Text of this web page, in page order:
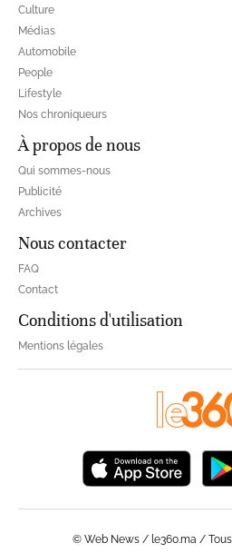
Culture
Médias
Automobile
People
Lifestyle
Nos chroniqueurs
À propos de nous
Qui sommes-nous
Publicité
Archives
Nous contacter
FAQ
Contact
Conditions d'utilisation
Mentions légales
© Web News / le360.ma / Tous